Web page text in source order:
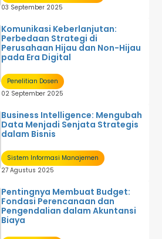
03 September 2025
Komunikasi Keberlanjutan:
Perbedaan Strategi di
Perusahaan Hijau dan Non-Hijau
pada Era Digital
Penelitian Dosen
02 September 2025
Business Intelligence: Mengubah
Data Menjadi Senjata Strategis
dalam Bisnis
Sistem Informasi Manajemen
27 Agustus 2025
Pentingnya Membuat Budget:
Fondasi Perencanaan dan
Pengendalian dalam Akuntansi
Biaya